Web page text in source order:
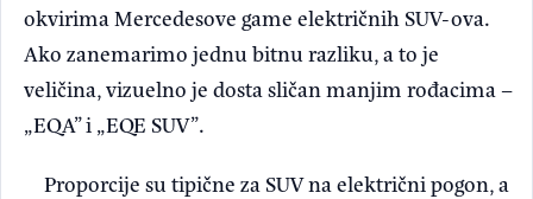
okvirima Mercedesove game električnih SUV-ova.
Ako zanemarimo jednu bitnu razliku, a to je
veličina, vizuelno je dosta sličan manjim rođacima –
„EQA” i „EQE SUV”.
Proporcije su tipične za SUV na električni pogon, a